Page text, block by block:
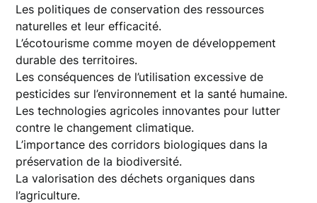
Les politiques de conservation des ressources
naturelles et leur efficacité.
L’écotourisme comme moyen de développement
durable des territoires.
Les conséquences de l’utilisation excessive de
pesticides sur l’environnement et la santé humaine.
Les technologies agricoles innovantes pour lutter
contre le changement climatique.
L’importance des corridors biologiques dans la
préservation de la biodiversité.
La valorisation des déchets organiques dans
l’agriculture.